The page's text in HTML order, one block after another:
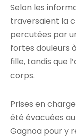
Selon les
traversaient la
percutées par
fortes douleurs
fille, tandis que
corps.
Prises en
été évacuées
Gagnoa pour y